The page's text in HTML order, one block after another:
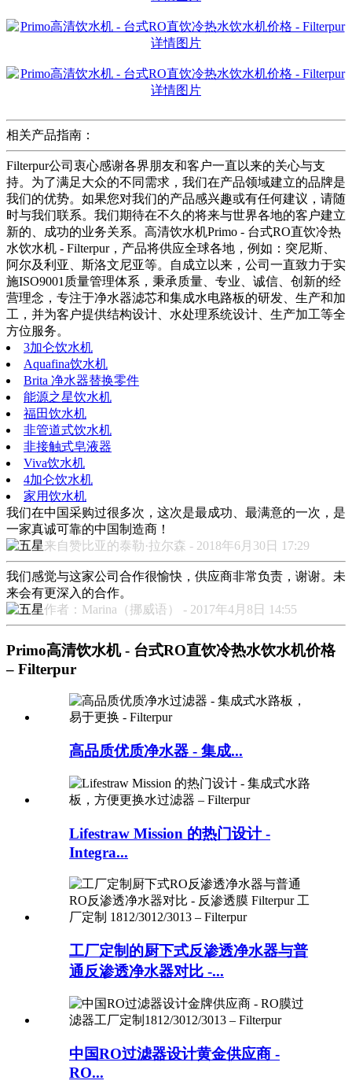
相关产品指南：
Filterpur公司衷心感谢各界朋友和客户一直以来的关心与支
持。为了满足大众的不同需求，我们在产品领域建立的品牌是
我们的优势。如果您对我们的产品感兴趣或有任何建议，请随
时与我们联系。我们期待在不久的将来与世界各地的客户建立
新的、成功的业务关系。高清饮水机Primo - 台式RO直饮冷热
水饮水机 - Filterpur，产品将供应全球各地，例如：突尼斯、
阿尔及利亚、斯洛文尼亚等。自成立以来，公司一直致力于实
施ISO9001质量管理体系，秉承质量、专业、诚信、创新的经
营理念，专注于净水器滤芯和集成水电路板的研发、生产和加
工，并为客户提供结构设计、水处理系统设计、生产加工等全
方位服务。
3加仑饮水机
Aquafina饮水机
Brita 净水器替换零件
能源之星饮水机
福田饮水机
非管道式饮水机
非接触式皂液器
Viva饮水机
4加仑饮水机
家用饮水机
我们在中国采购过很多次，这次是最成功、最满意的一次，是
一家真诚可靠的中国制造商！
来自赞比亚的泰勒·拉尔森 - 2018年6月30日 17:29
我们感觉与这家公司合作很愉快，供应商非常负责，谢谢。未
来会有更深入的合作。
作者：Marina（挪威语） - 2017年4月8日 14:55
Primo高清饮水机 - 台式RO直饮冷热水饮水机价格
– Filterpur
高品质优质净水器 - 集成...
Lifestraw Mission 的热门设计 -
Integra...
工厂定制的厨下式反渗透净水器与普
通反渗透净水器对比 -...
中国RO过滤器设计黄金供应商 -
RO...